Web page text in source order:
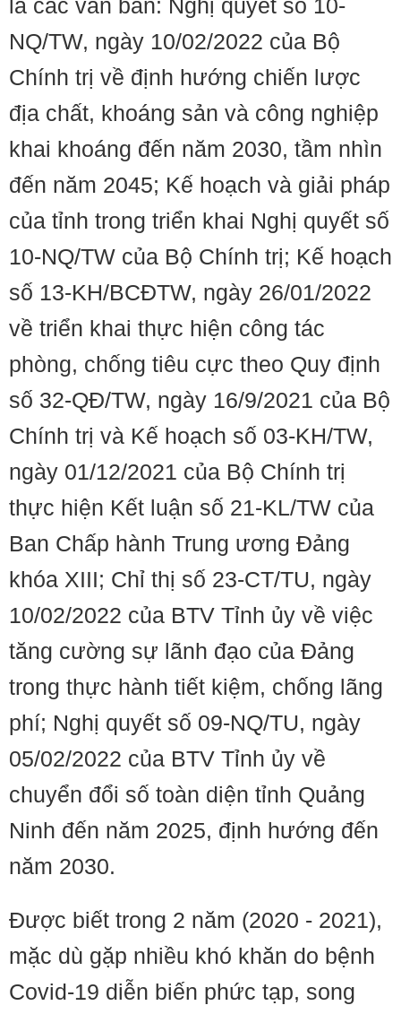
là các văn bản: Nghị quyết số 10-
NQ/TW, ngày 10/02/2022 của Bộ
Chính trị về định hướng chiến lược
địa chất, khoáng sản và công nghiệp
khai khoáng đến năm 2030, tầm nhìn
đến năm 2045; Kế hoạch và giải pháp
của tỉnh trong triển khai Nghị quyết số
10-NQ/TW của Bộ Chính trị; Kế hoạch
số 13-KH/BCĐTW, ngày 26/01/2022
về triển khai thực hiện công tác
phòng, chống tiêu cực theo Quy định
số 32-QĐ/TW, ngày 16/9/2021 của Bộ
Chính trị và Kế hoạch số 03-KH/TW,
ngày 01/12/2021 của Bộ Chính trị
thực hiện Kết luận số 21-KL/TW của
Ban Chấp hành Trung ương Đảng
khóa XIII; Chỉ thị số 23-CT/TU, ngày
10/02/2022 của BTV Tỉnh ủy về việc
tăng cường sự lãnh đạo của Đảng
trong thực hành tiết kiệm, chống lãng
phí; Nghị quyết số 09-NQ/TU, ngày
05/02/2022 của BTV Tỉnh ủy về
chuyển đổi số toàn diện tỉnh Quảng
Ninh đến năm 2025, định hướng đến
năm 2030.
Được biết trong 2 năm (2020 - 2021),
mặc dù gặp nhiều khó khăn do bệnh
Covid-19 diễn biến phức tạp, song